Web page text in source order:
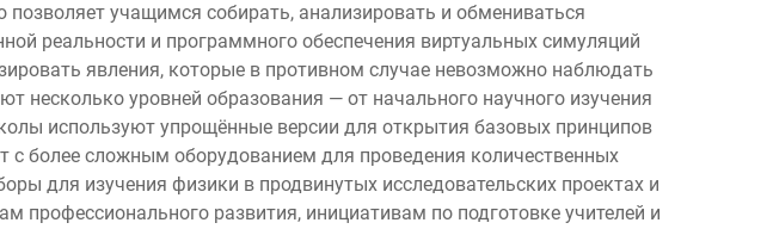
учащимся собирать, анализировать и обмениваться
реальности и программного обеспечения виртуальных симуляций
явления, которые в противном случае невозможно наблюдать
несколько уровней образования — от начального научного изучения
используют упрощённые версии для открытия базовых принципов
с более сложным оборудованием для проведения количественных
для изучения физики в продвинутых исследовательских проектах и
развития, инициативам по подготовке учителей и